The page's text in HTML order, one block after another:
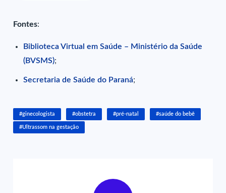
Fontes:
Biblioteca Virtual em Saúde – Ministério da Saúde
(BVSMS);
Secretaria de Saúde do Paraná;
#ginecologista #obstetra #pré-natal #saúde do bebê
#Ultrassom na gestação